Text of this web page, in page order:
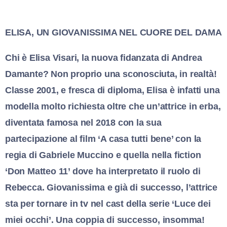
ELISA, UN GIOVANISSIMA NEL CUORE DEL DAMA
Chi è Elisa Visari, la nuova fidanzata di Andrea
Damante? Non proprio una sconosciuta, in realtà!
Classe 2001, e fresca di diploma, Elisa è infatti una
modella molto richiesta oltre che un’attrice in erba,
diventata famosa nel 2018 con la sua
partecipazione al film ‘A casa tutti bene’ con la
regia di Gabriele Muccino e quella nella fiction
‘Don Matteo 11’ dove ha interpretato il ruolo di
Rebecca. Giovanissima e già di successo, l’attrice
sta per tornare in tv nel cast della serie ‘Luce dei
miei occhi’. Una coppia di successo, insomma!